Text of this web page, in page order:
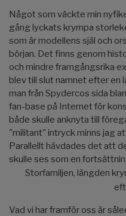
Något som väckte min
gång lyckats krympa
som är modellens själ och
början. Det finns genom
och mindre framgångsrika
blev till slut namnet efter en
man från Spydercos sida
fan-base på Internet för
både skulle anknyta till
"militant" intryck minns jag
Parallellt hävdades det att
skulle ses som en
Storfamiljen, längden
Vad vi har framför oss är